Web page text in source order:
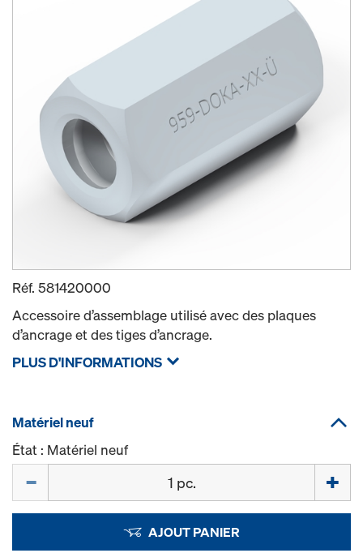
Réf. 581420000
Accessoire d’assemblage utilisé avec des plaques
d’ancrage et des tiges d’ancrage.
PLUS D'INFORMATIONS
Matériel neuf
État : Matériel neuf
AJOUT PANIER